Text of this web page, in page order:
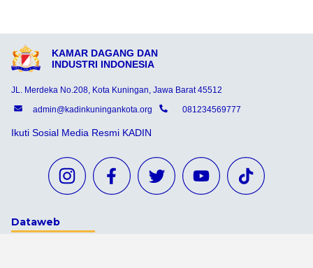
KAMAR DAGANG DAN
INDUSTRI INDONESIA
JL. Merdeka No.208, Kota Kuningan, Jawa Barat 45512
admin@kadinkuningankota.org
081234569777
Ikuti Sosial Media Resmi KADIN
Dataweb